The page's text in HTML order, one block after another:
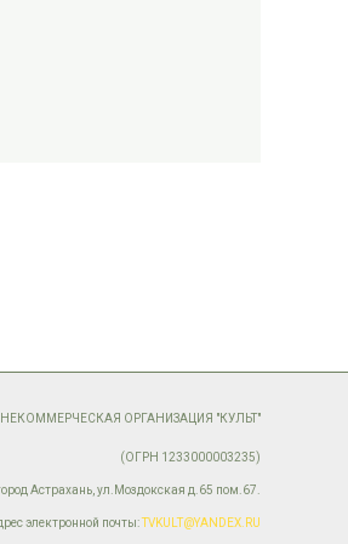
ОРГАНИЗАЦИЯ "КУЛЬТ"
(ОГРН 1233000003235)
Астрахань, ул.Моздокская д.65 пом.67.
электронной почты:TVKULT@YANDEX.RU